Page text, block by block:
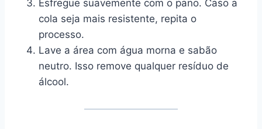
Esfregue suavemente com o pano. Caso a
cola seja mais resistente, repita o
processo.
Lave a área com água morna e sabão
neutro. Isso remove qualquer resíduo de
álcool.